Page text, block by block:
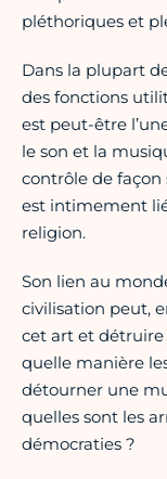
pléthoriques et
Dans la plupart
des fonctions
est peut-être
le son et la
contrôle de façon
est intimement
religion.
Son lien au
civilisation peut,
cet art et détruire
quelle manière
détourner une
quelles sont les
démocraties ?